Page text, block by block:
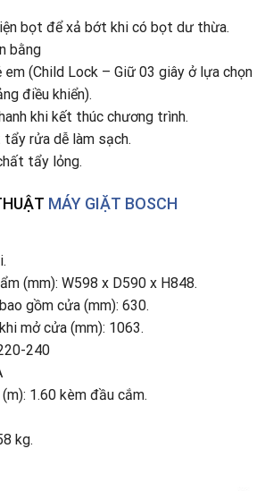
bọt để xả bớt khi có bọt dư thừa.
bằng
em (Child Lock – Giữ 03 giây ở lựa chọn
điều khiển).
khi kết thúc chương trình.
rửa dễ làm sạch.
tẩy lỏng.
MÁY GIẶT BOSCH
(mm): W598 x D590 x H848.
gồm cửa (mm): 630.
mở cửa (mm): 1063.
240
1.60 kèm đầu cắm.
kg.